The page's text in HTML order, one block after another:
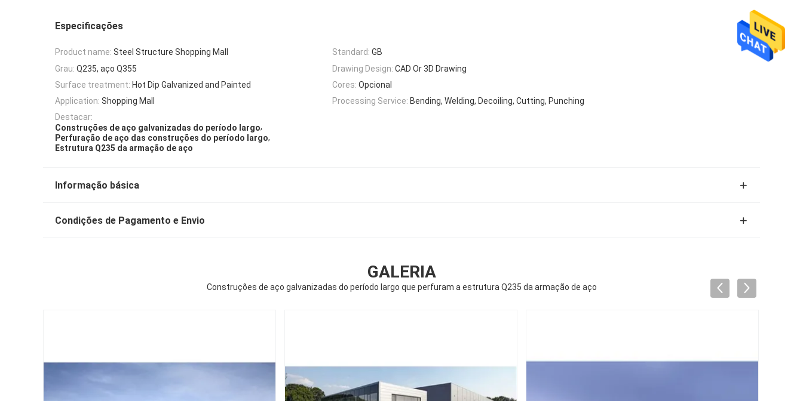
Especificações
Product name: Steel Structure Shopping Mall Standard: GB
Grau: Q235, aço Q355 Drawing Design: CAD Or 3D Drawing
Surface treatment: Hot Dip Galvanized and Painted Cores: Opcional
Application: Shopping Mall Processing Service: Bending, Welding, Decoiling, Cutting, Punching
Destacar:
Construções de aço galvanizadas do período largo,
Perfuração de aço das construções do período largo,
Estrutura Q235 da armação de aço
Informação básica
Condições de Pagamento e Envio
GALERIA
Construções de aço galvanizadas do período largo que perfuram a estrutura Q235 da armação de aço